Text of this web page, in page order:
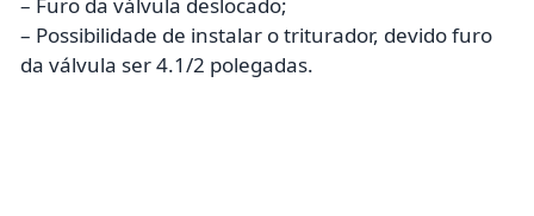
– Possibilidade de instalar o triturador, devido furo
da válvula ser 4.1/2 polegadas.